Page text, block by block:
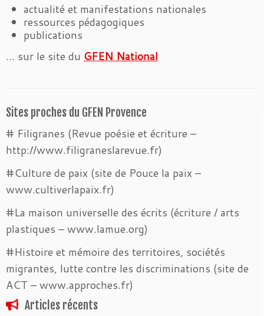
actualité et manifestations nationales
ressources pédagogiques
publications
… sur le site du GFEN National
Sites proches du GFEN Provence
# Filigranes (Revue poésie et écriture –
http://www.filigraneslarevue.fr)
#Culture de paix (site de Pouce la paix –
www.cultiverlapaix.fr)
#La maison universelle des écrits (écriture / arts
plastiques – www.lamue.org)
#Histoire et mémoire des territoires, sociétés
migrantes, lutte contre les discriminations (site de
ACT – www.approches.fr)
Articles récents